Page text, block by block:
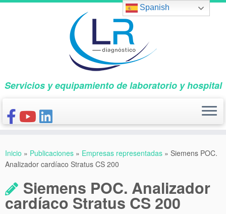
Saltar
Servicios y equipamiento de laboratorio y hospital
CONÓCENOS
PUBLICACIONES
Inicio » Publicaciones » Empresas representadas » Siemens POC.
Analizador cardíaco Stratus CS 200
Siemens POC. Analizador
cardíaco Stratus CS 200
Spanish